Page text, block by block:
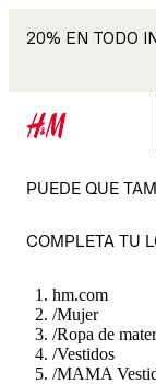
20% EN TODO
PUEDE QUE
COMPLETA TU
hm.com
/Mujer
/Ropa de
/Vestidos
/MAMA